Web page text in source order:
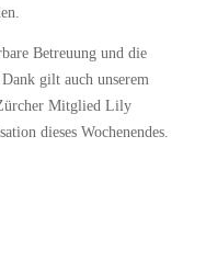
Betreuung und die
gilt auch unserem
Mitglied Lily
dieses Wochenendes.